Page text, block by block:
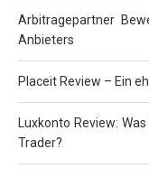
Arbitragepartner
Anbieters
Placeit Review – Ein
Luxkonto Review:
Trader?